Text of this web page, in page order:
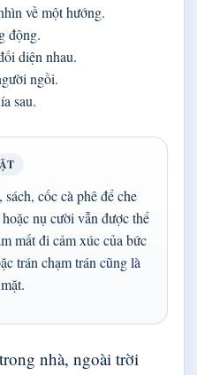
về một hướng.
động.
diện nhau.
ngồi.
sau.
cốc cà phê để che
nụ cười vẫn được thể
mất đi cảm xúc của bức
trán chạm trán cũng là
nhà, ngoài trời